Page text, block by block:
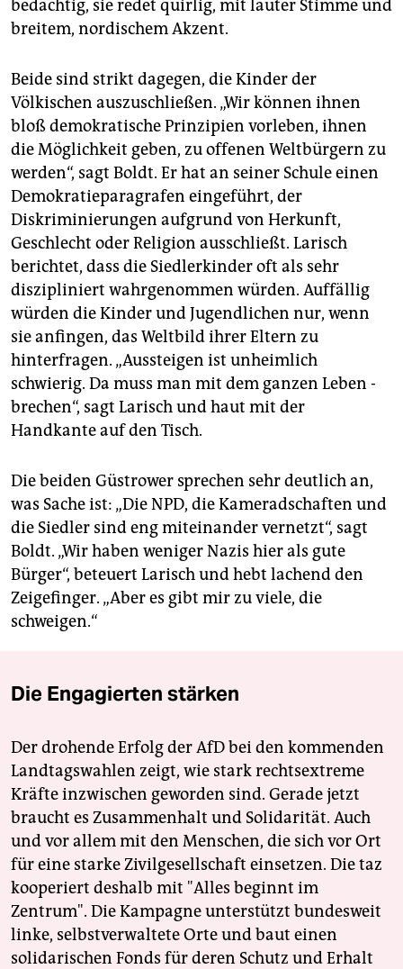
bedächtig, sie redet quirlig, mit lauter Stimme und
breitem, nordischem Akzent.
Beide sind strikt dagegen, die Kinder der
Völkischen auszuschließen. „Wir können ihnen
bloß demokratische Prinzipien vorleben, ihnen
die Möglichkeit geben, zu offenen Weltbürgern zu
werden“, sagt Boldt. Er hat an seiner Schule einen
Demokratieparagrafen einge­führt, der
Diskriminierungen aufgrund von Herkunft,
Geschlecht oder Religion ausschließt. Larisch
berichtet, dass die Siedlerkinder oft als sehr
diszipliniert wahrgenommen würden. Auffällig
würden die Kinder und Jugendlichen nur, wenn
sie anfingen, das Weltbild ihrer Eltern zu
hinterfragen. „Aussteigen ist unheimlich
schwierig. Da muss man mit dem ganzen Leben ­
brechen“, sagt Larisch und haut mit der
Handkante auf den Tisch.
Die beiden Güstrower sprechen sehr deutlich an,
was Sache ist: „Die NPD, die Kameradschaften und
die Siedler sind eng miteinander vernetzt“, sagt
Boldt. „Wir haben weniger Nazis hier als gute
Bürger“, beteuert Larisch und hebt lachend den
Zeigefinger. „Aber es gibt mir zu viele, die
schweigen.“
Die Engagierten stärken
Der drohende Erfolg der AfD bei den kommenden
Landtagswahlen zeigt, wie stark rechtsextreme
Kräfte inzwischen geworden sind. Gerade jetzt
braucht es Zusammenhalt und Solidarität. Auch
und vor allem mit den Menschen, die sich vor Ort
für eine starke Zivilgesellschaft einsetzen. Die taz
kooperiert deshalb mit "Alles beginnt im
Zentrum". Die Kampagne unterstützt bundesweit
linke, selbstverwaltete Orte und baut einen
solidarischen Fonds für deren Schutz und Erhalt